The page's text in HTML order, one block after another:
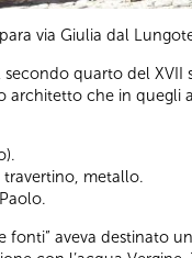
via Giulia dal
quarto del
architetto che in quegli
metallo.
fonti” aveva destinato